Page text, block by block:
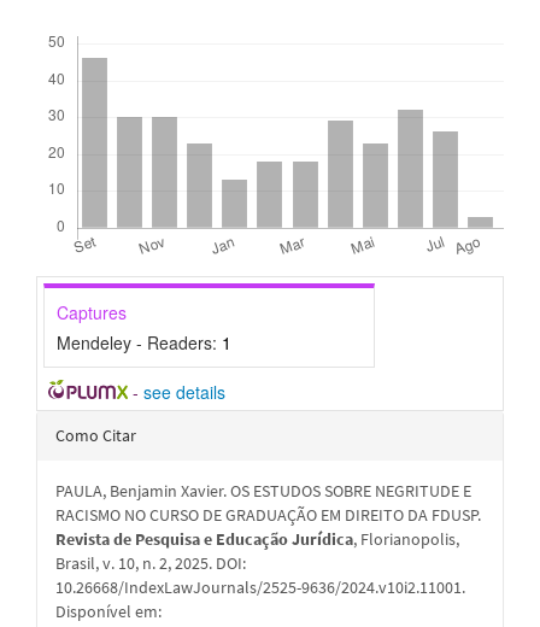
Captures
Mendeley - Readers: 1
- see details
Detalhes
artigo
Como Citar
PAULA, Benjamin Xavier. OS ESTUDOS SOBRE NEGRITUDE E
RACISMO NO CURSO DE GRADUAÇÃO EM DIREITO DA FDUSP.
Revista de Pesquisa e Educação Jurídica, Florianopolis,
Brasil, v. 10, n. 2, 2025. DOI:
10.26668/IndexLawJournals/2525-9636/2024.v10i2.11001.
Disponível em: